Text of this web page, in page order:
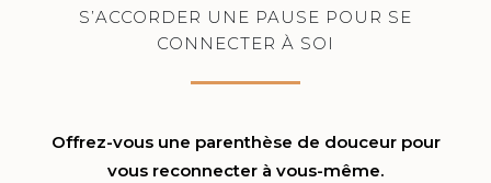
S’ACCORDER UNE PAUSE POUR SE
CONNECTER À SOI​
Offrez-vous une parenthèse de douceur pour
vous reconnecter à vous-même.